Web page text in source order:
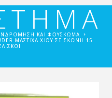
ΚΑΙ ΦΟΎΣΚΩΜΑ
ΜΑΣΤΊΧΑ ΧΊΟΥ ΣΕ ΣΚΌΝΗ 15